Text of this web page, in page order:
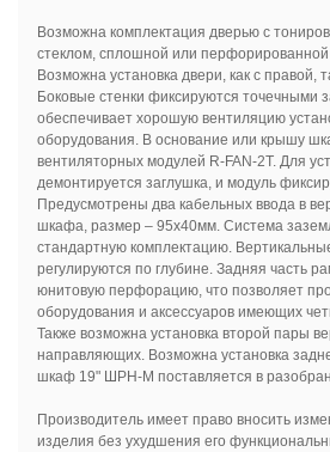
Возможна комплектация дверью с
стеклом, сплошной или
Возможна установка двери, как с правой,
Боковые стенки фиксируются точечными
обеспечивает хорошую вентиляцию
оборудования. В основание или крышу
вентиляторных модулей R-FAN-2T. Для
демонтируется заглушка, и модуль
Предусмотрены два кабельных ввода в
шкафа, размер – 95х40мм. Система
стандартную комплектацию.
регулируются по глубине. Задняя часть
юнитовую перфорацию, что позволяет
оборудования и аксессуаров имеющих
Также возможна установка второй пары
направляющих. Возможна установка
шкаф 19" ШРН-М поставляется в
Производитель имеет право вносить
изделия без ухудшения его